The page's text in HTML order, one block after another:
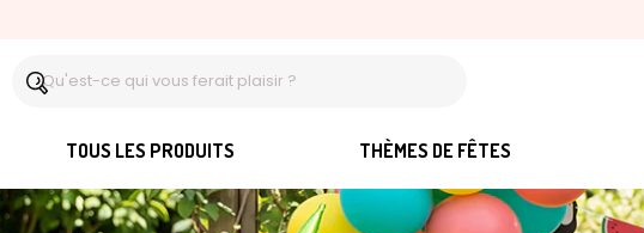
TOUS LES PRODUITS THÈMES DE FÊTES